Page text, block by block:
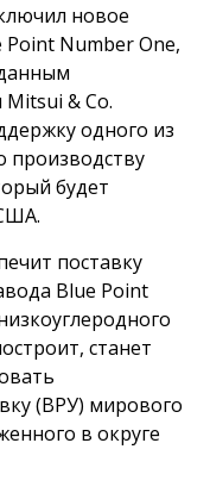
новое
Point Number One,
Mitsui & Co.
одного из
производству
будет
поставку
Blue Point
станет
(ВРУ) мирового
в округе